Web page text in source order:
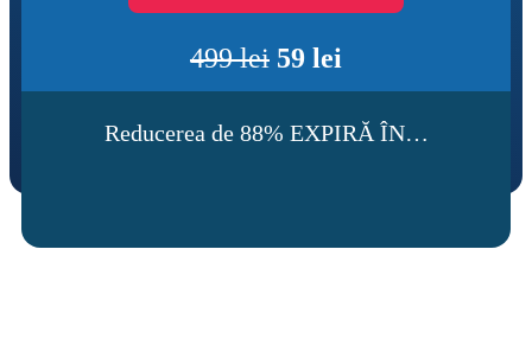
499 lei 59 lei
Reducerea de 88% EXPIRĂ ÎN…